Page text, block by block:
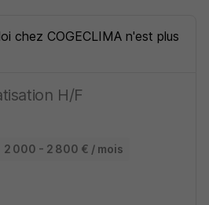
chez COGECLIMA n'est plus
H/F
2 000 - 2 800 € / mois